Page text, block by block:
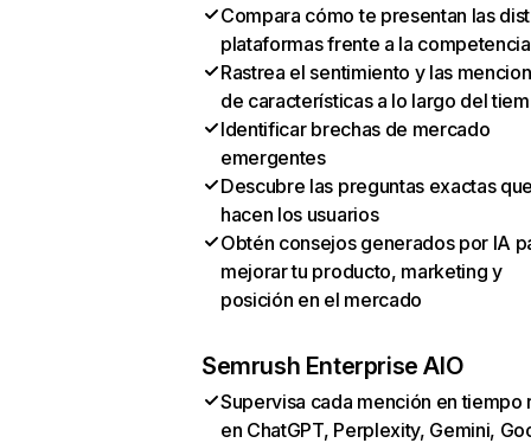
Compara cómo te presentan las
plataformas frente a la competencia
Rastrea el sentimiento y las
de características a lo largo del
Identificar brechas de mercado
emergentes
Descubre las preguntas exactas
hacen los usuarios
Obtén consejos generados por IA
mejorar tu producto, marketing y
posición en el mercado
Semrush Enterprise AIO
Supervisa cada mención en tiempo
en ChatGPT, Perplexity, Gemini,